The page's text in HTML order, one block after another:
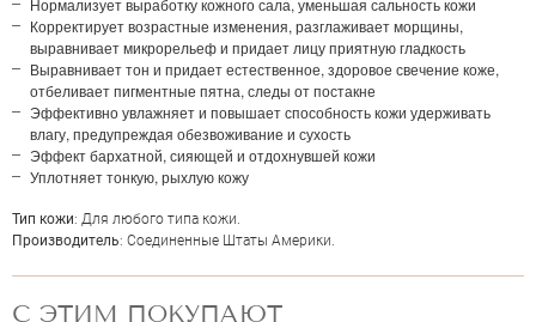
ОЦЕНКА
Отправить
Нормализует выработку кожного сала, уменьшая сальность кожи
Корректирует возрастные изменения, разглаживает морщины,
выравнивает микрорельеф и придает лицу приятную гладкость
Выравнивает тон и придает естественное, здоровое свечение коже,
отбеливает пигментные пятна, следы от постакне
Эффективно увлажняет и повышает способность кожи удерживать
влагу, предупреждая обезвоживание и сухость
Эффект бархатной, сияющей и отдохнувшей кожи
Уплотняет тонкую, рыхлую кожу
Тип кожи: Для любого типа кожи.
Производитель: Соединенные Штаты Америки.
С ЭТИМ ПОКУПАЮТ